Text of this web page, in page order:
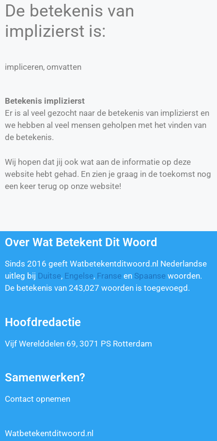
De betekenis van
implizierst is:
impliceren, omvatten
Betekenis implizierst
Er is al veel gezocht naar de betekenis van implizierst en
we hebben al veel mensen geholpen met het vinden van
de betekenis.
Wij hopen dat jij ook wat aan de informatie op deze
website hebt gehad. En zien je graag in de toekomst nog
een keer terug op onze website!
Over Wat Betekent Dit Woord
Sinds 2016 geeft Watbetekentditwoord.nl Nederlandse
uitleg bij Duitse, Engelse, Franse en Spaanse woorden.
De betekenis van 243,027 woorden is toegevoegd.
Hoofdredactie
Vijf Werelddelen 69, 3071 PS Rotterdam
Samenwerken?
Contact opnemen
Watbetekentditwoord.nl